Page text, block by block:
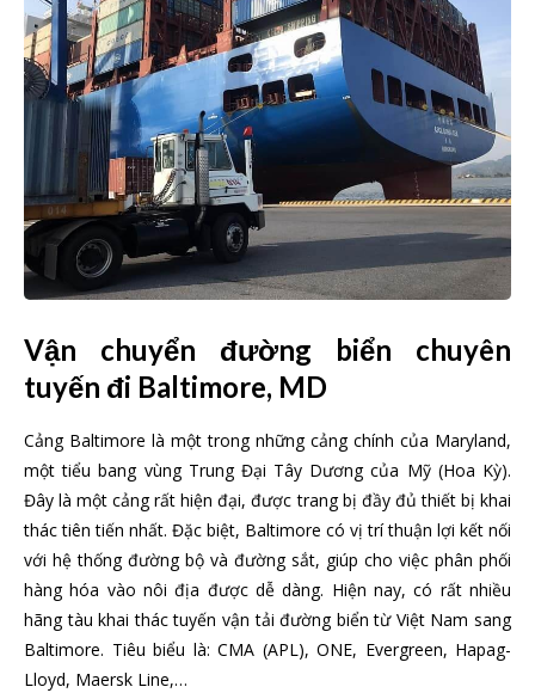
Vận chuyển đường biển chuyên
tuyến đi Baltimore, MD
Cảng Baltimore là một trong những cảng chính của Maryland,
một tiểu bang vùng Trung Đại Tây Dương của Mỹ (Hoa Kỳ).
Đây là một cảng rất hiện đại, được trang bị đầy đủ thiết bị khai
thác tiên tiến nhất. Đặc biệt, Baltimore có vị trí thuận lợi kết nối
với hệ thống đường bộ và đường sắt, giúp cho việc phân phối
hàng hóa vào nôi địa được dễ dàng. Hiện nay, có rất nhiều
hãng tàu khai thác tuyến vận tải đường biển từ Việt Nam sang
Baltimore. Tiêu biểu là: CMA (APL), ONE, Evergreen, Hapag-
Lloyd, Maersk Line,…